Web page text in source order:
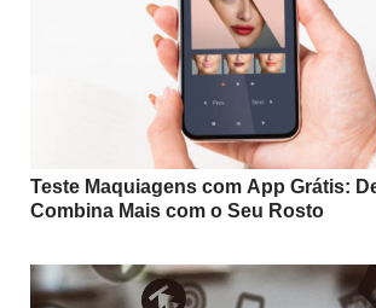
Teste Maquiagens com App Grátis:
Combina Mais com o Seu Rosto